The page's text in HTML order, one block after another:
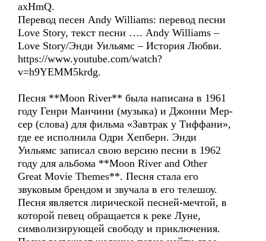
axHmQ.
Перевод песен Andy Williams: перевод песни
Love Story, текст песни …. Andy Williams –
Love Story/Энди Уильямс – История Любви.
https://www.youtube.com/watch?
v=h9YEMM5krdg.
Песня **Moon River** была написана в 1961
году Генри Манчини (музыка) и Джонни Мер-
сер (слова) для фильма «Завтрак у Тиффани»,
где ее исполнила Одри Хепберн. Энди
Уильямс записал свою версию песни в 1962
году для альбома **Moon River and Other
Great Movie Themes**. Песня стала его
звуковым брендом и звучала в его телешоу.
Песня является лирической песней-мечтой, в
которой певец обращается к реке Луне,
символизирующей свободу и приключения.